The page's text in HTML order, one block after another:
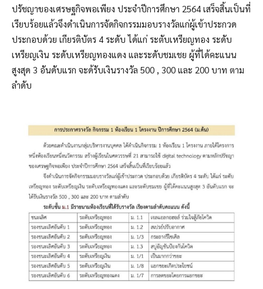
ปรัชญาของเศรษฐกิจพอเพียง ประจำปีการศึกษา 2564 เสร็จสิ้นเป็นที่
เรียบร้อยแล้วจึงดำเนินการจัดกิจกรรมมอบรางวัลแก่ผู้เข้าประกวด
ประกอบด้วย เกียรติบัตร 4 ระดับ ได้แก่ ระตับเหรียญทอง ระดับ
เหรียญเงิน ระดับเหรียญทองแดง และระดับชมเชย ผู้ที่ได้คะแนน
สูงสุด 3 อันดับแรก จะด้รับเงินรางวัล 500 , 300 และ 200 บาท ตาม
ลำดับ